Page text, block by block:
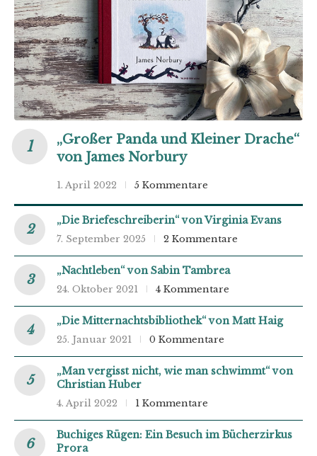
„Großer Panda und Kleiner Drache“
von James Norbury
1. April 2022 5 Kommentare
„Die Briefeschreiberin“ von Virginia Evans
7. September 2025 2 Kommentare
„Nachtleben“ von Sabin Tambrea
24. Oktober 2021 4 Kommentare
„Die Mitternachtsbibliothek“ von Matt Haig
25. Januar 2021 0 Kommentare
„Man vergisst nicht, wie man schwimmt“ von
Christian Huber
4. April 2022 1 Kommentare
Buchiges Rügen: Ein Besuch im Bücherzirkus
Prora